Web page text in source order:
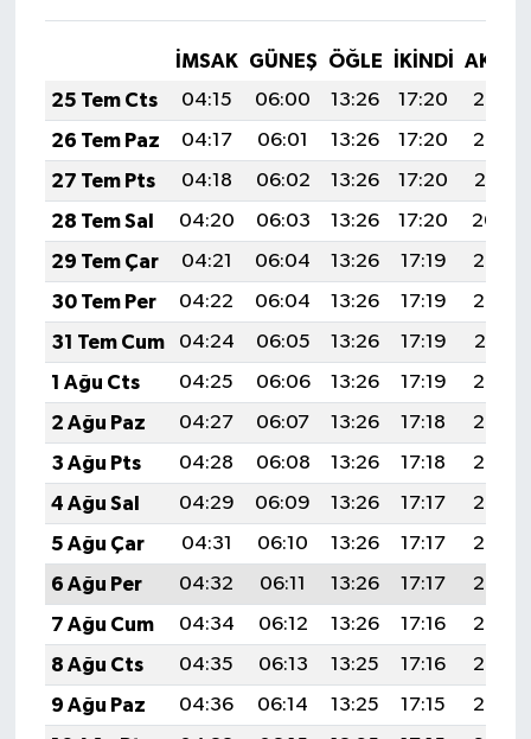
İMSAK GÜNEŞ ÖĞLE İKINDI
25 Tem Cts
04:15 06:00 13:26 17:20
20:42
26 Tem Paz
04:17 06:01 13:26 17:20
20:42
27 Tem Pts
04:18 06:02 13:26 17:20
20:41
28 Tem Sal
04:20 06:03 13:26 17:20
20:40
29 Tem Çar
04:21 06:04 13:26 17:19
20:39
30 Tem Per
04:22 06:04 13:26 17:19
20:38
31 Tem Cum
04:24 06:05 13:26 17:19
20:37
1 Ağu Cts
04:25 06:06 13:26 17:19
20:36
2 Ağu Paz
04:27 06:07 13:26 17:18
20:35
3 Ağu Pts
04:28 06:08 13:26 17:18
20:34
4 Ağu Sal
04:29 06:09 13:26 17:17
20:33
5 Ağu Çar
04:31 06:10 13:26 17:17
20:32
6 Ağu Per
04:32 06:11 13:26 17:17
20:30
7 Ağu Cum
04:34 06:12 13:26 17:16
20:29
8 Ağu Cts
04:35 06:13 13:25 17:16
20:28
9 Ağu Paz
04:36 06:14 13:25 17:15
20:27